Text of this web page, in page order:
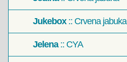
Jukebox:: Crvena jabuka
Jelena:: CYA